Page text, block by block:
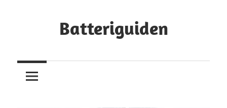
Batteriguiden